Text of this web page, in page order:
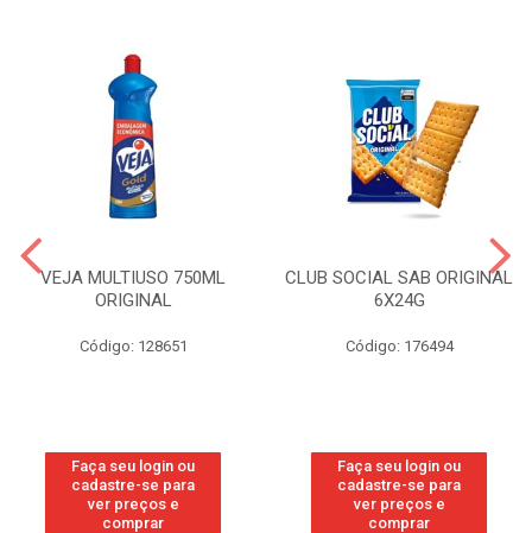
VEJA MULTIUSO 750ML
ORIGINAL
Código: 128651
Faça seu login ou
cadastre-se para
ver preços e
comprar
CLUB SOCIAL SAB ORIGINAL
6X24G
Código: 176494
Faça seu login ou
cadastre-se para
ver preços e
comprar